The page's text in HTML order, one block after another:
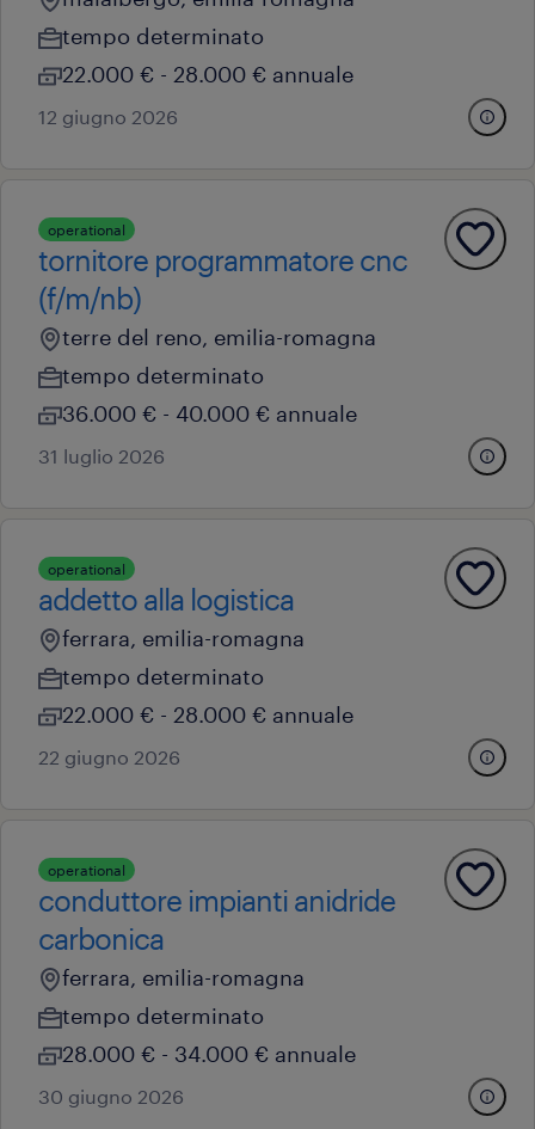
tempo determinato
22.000 € - 28.000 € annuale
12 giugno 2026
operational
tornitore programmatore cnc
(f/m/nb)
terre del reno, emilia-romagna
tempo determinato
36.000 € - 40.000 € annuale
31 luglio 2026
operational
addetto alla logistica
ferrara, emilia-romagna
tempo determinato
22.000 € - 28.000 € annuale
22 giugno 2026
operational
conduttore impianti anidride
carbonica
ferrara, emilia-romagna
tempo determinato
28.000 € - 34.000 € annuale
30 giugno 2026